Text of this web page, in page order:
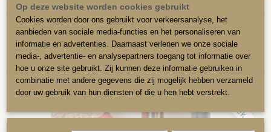
Home>Stoffeerbenodigdheden> Mendy
Sorteer op:
Intrek
Op deze website worden cookies gebruikt
Cookies worden door ons gebruikt voor verkeersanalyse, het
aanbieden van sociale media-functies en het personaliseren van
informatie en advertenties. Daarnaast verlenen we onze sociale
media-, advertentie- en analysepartners toegang tot informatie over
hoe u onze site gebruikt. Zij kunnen deze informatie gebruiken in
combinatie met andere gegevens die zij mogelijk hebben verzameld
door uw gebruik van hun diensten of die u hen hebt verstrekt.